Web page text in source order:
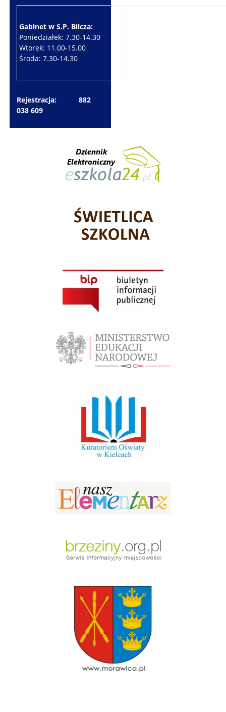
Gabinet w S.P. Bilcza:
Poniedziałek: 7.30-14.30
Wtorek: 11.00-15.00
Środa: 7.30-14.30
Rejestracja: 882
038 609